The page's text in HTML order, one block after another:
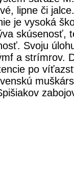
lipne či
je vysoká
skúsenosť,
Svoju
a strímrov.
po